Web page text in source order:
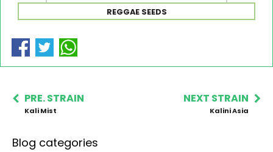
REGGAE SEEDS
PRE. STRAIN
Kali Mist
NEXT STRAIN
Kalini Asia
Blog categories